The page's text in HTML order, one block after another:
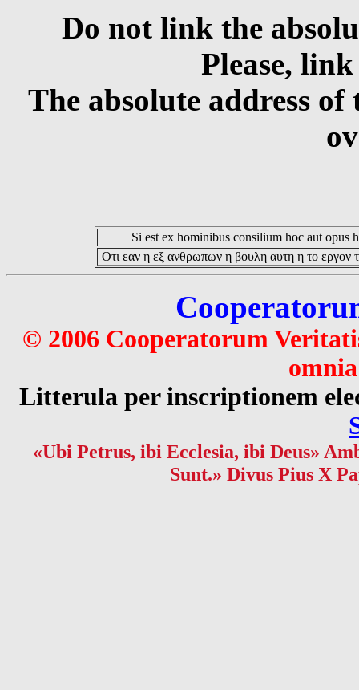
Do not link the
Please,
The absolute address
Si est ex hominibus consilium hoc aut opus
Οτι εαν η εξ ανθρωπων η βουλη αυτη η το εργον
© 2006 Cooperatorum
Litterula per inscriptionem
«Ubi Petrus, ibi Ecclesia, ibi Deus»
Sunt.» Divus Pius X